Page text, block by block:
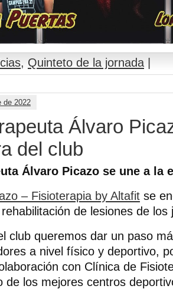
, Quinteto de la jornada
de 2022
Álvaro
del club
Álvaro Picazo se une a la
– Fisioterapia by Altafit se
de lesiones de los
club queremos dar un paso
a nivel físico y deportivo,
con Clínica de
de los mejores centros